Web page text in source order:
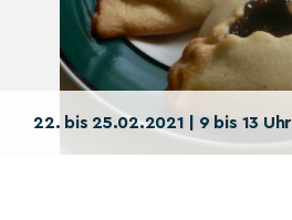
22. bis 25.02.2021 | 9 bis 13 Uhr